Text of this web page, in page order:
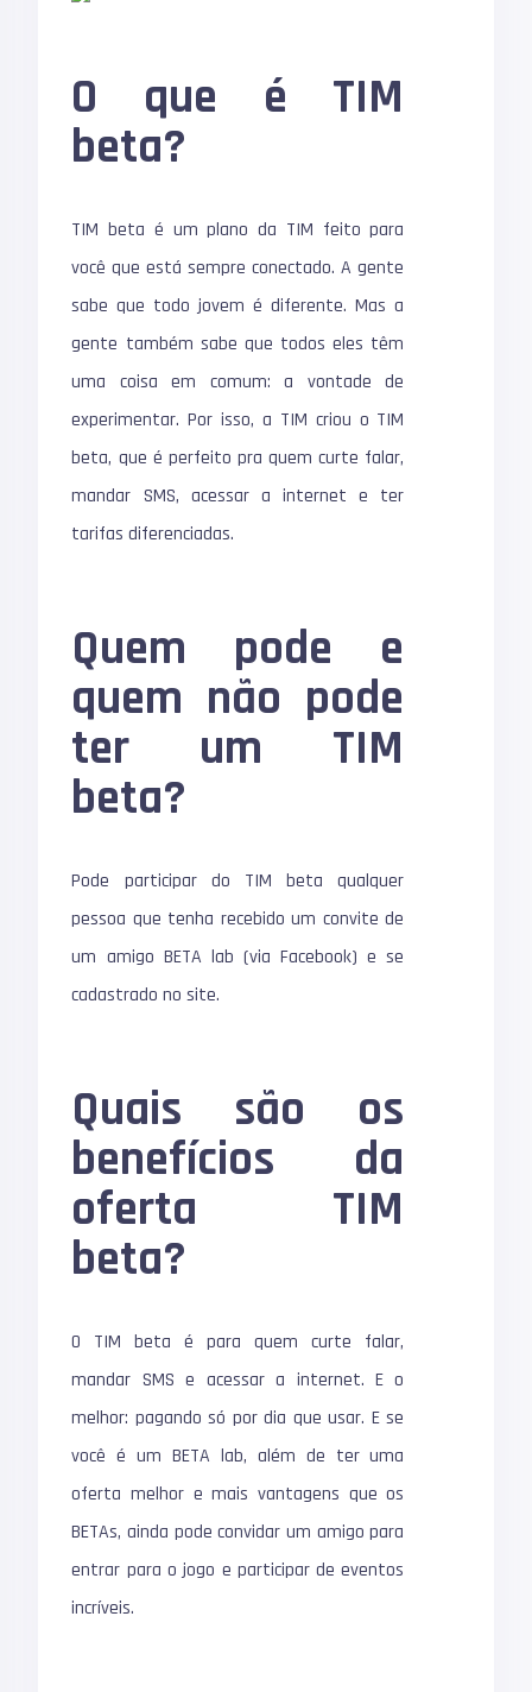
O que é TIM
beta?
TIM beta é um plano da TIM feito para
você que está sempre conectado. A gente
sabe que todo jovem é diferente. Mas a
gente também sabe que todos eles têm
uma coisa em comum: a vontade de
experimentar. Por isso, a TIM criou o TIM
beta, que é perfeito pra quem curte falar,
mandar SMS, acessar a internet e ter
tarifas diferenciadas.
Quem pode e
quem não pode
ter um TIM
beta?
Pode participar do TIM beta qualquer
pessoa que tenha recebido um convite de
um amigo BETA lab (via Facebook) e se
cadastrado no site.
Quais são os
benefícios da
oferta TIM
beta?
O TIM beta é para quem curte falar,
mandar SMS e acessar a internet. E o
melhor: pagando só por dia que usar. E se
você é um BETA lab, além de ter uma
oferta melhor e mais vantagens que os
BETAs, ainda pode convidar um amigo para
entrar para o jogo e participar de eventos
incríveis.